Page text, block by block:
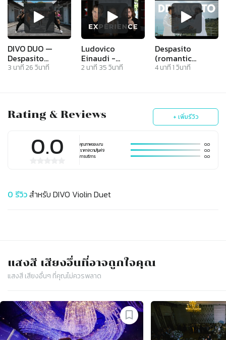
DIVO DUO —
Despasito
(OFFICIAL VIDEO)
3 นาที26วินาที
Ludovico
Einaudi -
Experience
2 นาที 35วินาที
Despasito
(romantic
edition) by DIVO
4นาที1วินาที
Rating & Reviews + เพิ่มรีวิว
0.0 คุณภาพของงาน
0.0
ราคา (ความคุ้มค่า)
0.0
การบริการ
0.0
0 รีวิวสำหรับ DIVO Violin Duet
แสงสี เสียงอื่นที่อาจถูกใจคุณ
แสงสี เสียงอื่นๆ ที่คุณไม่ควรพลาด
Slide 1 of 4